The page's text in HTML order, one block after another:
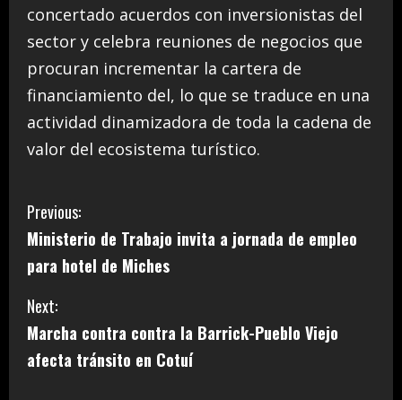
concertado acuerdos con inversionistas del
sector y celebra reuniones de negocios que
procuran incrementar la cartera de
financiamiento del, lo que se traduce en una
actividad dinamizadora de toda la cadena de
valor del ecosistema turístico.
C
o
n
t
i
Previous:
Ministerio de Trabajo invita a jornada de empleo
para hotel de Miches
Next:
Marcha contra contra la Barrick-Pueblo Viejo
afecta tránsito en Cotuí